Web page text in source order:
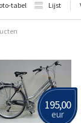
tabel Lijst
195,00
eur